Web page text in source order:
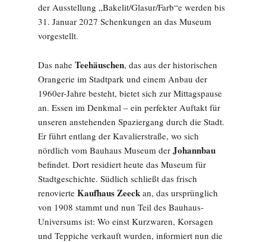
der Ausstellung „Bakelit/Glasur/Farb“e werden bis
31. Januar 2027 Schenkungen an das Museum
vorgestellt.
Das nahe Teehäuschen, das aus der historischen
Orangerie im Stadtpark und einem Anbau der
1960er-Jahre besteht, bietet sich zur Mittagspause
an. Essen im Denkmal – ein perfekter Auftakt für
unseren anstehenden Spaziergang durch die Stadt.
Er führt entlang der Kavalierstraße, wo sich
nördlich vom Bauhaus Museum der Johannbau
befindet. Dort residiert heute das Museum für
Stadtgeschichte. Südlich schließt das frisch
renovierte Kaufhaus Zeeck an, das ursprünglich
von 1908 stammt und nun Teil des Bauhaus-
Universums ist: Wo einst Kurzwaren, Korsagen
und Teppiche verkauft wurden, informiert nun die